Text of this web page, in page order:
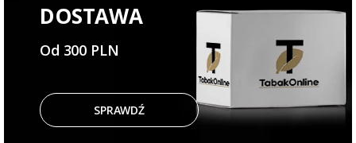
DOSTAWA
Od 300 PLN
SPRAWDŹ